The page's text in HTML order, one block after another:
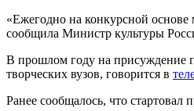
«Ежегодно на конкурсной
сообщила Министр культуры
В прошлом году на присуждение
творческих вузов, говорится в
Ранее сообщалось, что стартовал